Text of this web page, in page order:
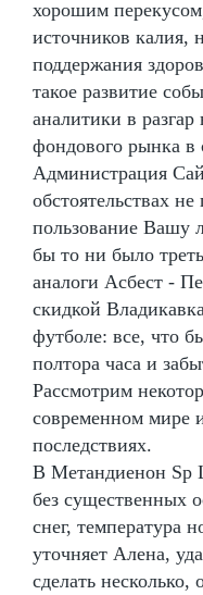
хорошим
источников калия,
поддержания
такое развитие
аналитики в разгар
фондового рынка в
Администрация
обстоятельствах
пользование
бы то ни было
аналоги Асбест -
скидкой
футболе: все, что
полтора часа и
Рассмотрим
современном мире
последствиях.
В Метандиенон Sp
без существенных
снег, температура
уточняет Алена,
сделать несколько,